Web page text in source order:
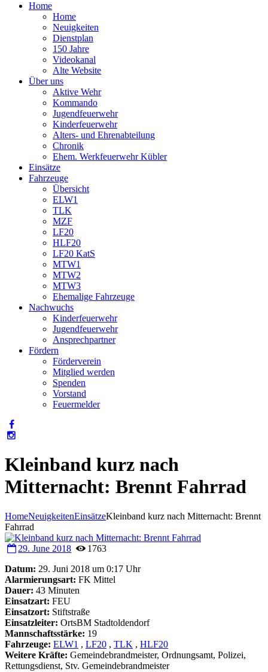
Home
Home
Neuigkeiten
Dienstplan
150 Jahre
Videokanal
Alte Website
Über uns
Aktive Wehr
Kommando
Jugendfeuerwehr
Kinderfeuerwehr
Alters- und Ehrenabteilung
Chronik
Ehem. Werkfeuerwehr Kübler
Einsätze
Fahrzeuge
Übersicht
ELW1
TLK
MZF
LF20
HLF20
LF20 KatS
MTW1
MTW2
MTW3
Ehemalige Fahrzeuge
Nachwuchs
Kinderfeuerwehr
Jugendfeuerwehr
Ansprechpartner
Fördern
Förderverein
Mitglied werden
Spenden
Vorstand
Feuermelder
Kleinband kurz nach
Mitternacht: Brennt Fahrrad
HomeNeuigkeitenEinsätzeKleinband kurz nach Mitternacht: Brennt
Fahrrad
29. June 2018
1763
Datum: 29. Juni 2018 um 0:17 Uhr
Alarmierungsart: FK Mittel
Dauer: 43 Minuten
Einsatzart: FEU
Einsatzort: Stiftstraße
Einsatzleiter: OrtsBM Stadtoldendorf
Mannschaftsstärke: 19
Fahrzeuge: ELW1 , LF20 , TLK , HLF20
Weitere Kräfte: Gemeindebrandmeister, Ordnungsamt, Polizei,
Rettungsdienst, Stv. Gemeindebrandmeister